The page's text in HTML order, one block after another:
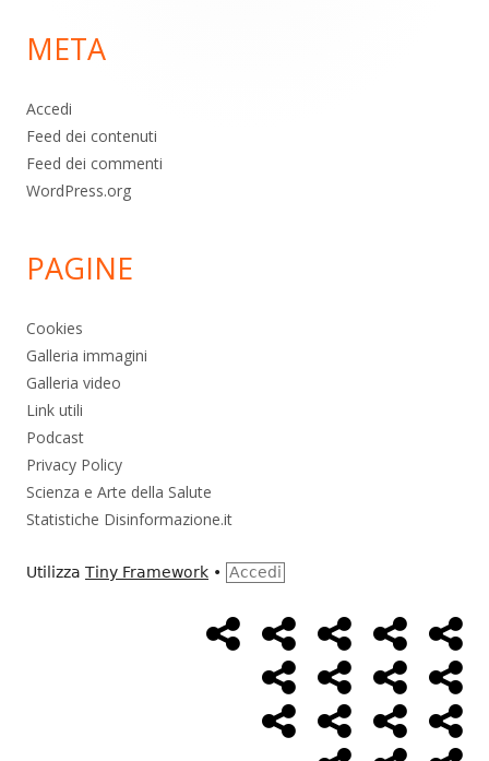
pagina
META
Accedi
Feed dei contenuti
Feed dei commenti
WordPress.org
PAGINE
Cookies
Galleria immagini
Galleria video
Link utili
Podcast
Privacy Policy
Scienza e Arte della Salute
Statistiche Disinformazione.it
Utilizza Tiny Framework • Accedi
MenùHome
Page
Alimentazione
AmbienteBambini
Cancro ControlloEconomia
FarmaciMassoneriaNWO
Salute Storia